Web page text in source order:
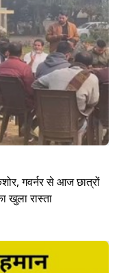
गवर्नर से आज छात्रों
खुला रास्ता